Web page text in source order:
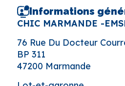
Informations
CHIC MARMANDE -
76 Rue Du Docteur
BP 311
47200 Marmande